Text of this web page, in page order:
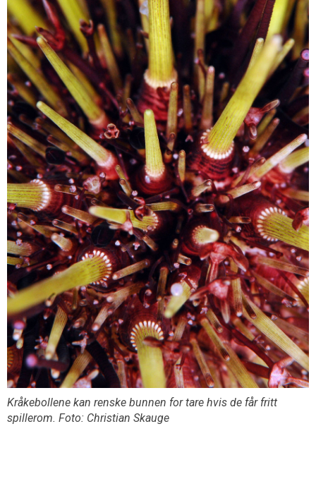
Kråkebollene kan renske bunnen for tare hvis de får fritt
spillerom. Foto: Christian Skauge